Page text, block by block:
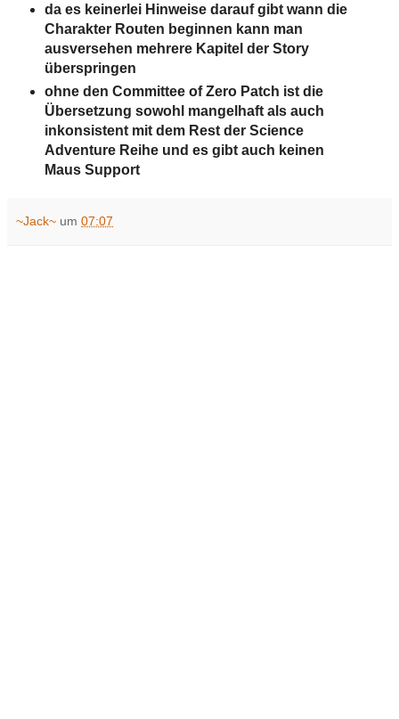
da es keinerlei Hinweise darauf gibt wann die
Charakter Routen beginnen kann man
ausversehen mehrere Kapitel der Story
überspringen
ohne den Committee of Zero Patch ist die
Übersetzung sowohl mangelhaft als auch
inkonsistent mit dem Rest der Science
Adventure Reihe und es gibt auch keinen
Maus Support
~Jack~ um 07:07